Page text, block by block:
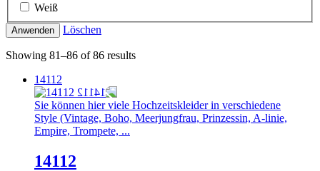
Weiß
Anwenden Löschen
Showing 81–86 of 86 results
14112
Sie können hier viele Hochzeitskleider in verschiedene
Style (Vintage, Boho, Meerjungfrau, Prinzessin, A-linie,
Empire, Trompete, ...
14112